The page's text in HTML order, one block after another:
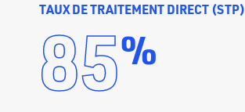
TAUX DE TRAITEMENT DIRECT (STP)
85%